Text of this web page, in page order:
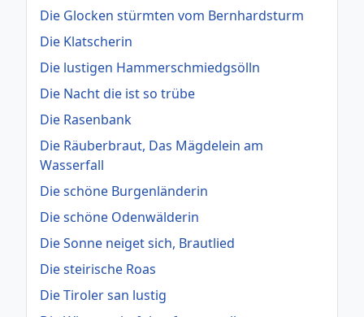
Die Glocken stürmten vom Bernhardsturm
Die Klatscherin
Die lustigen Hammerschmiedgsölln
Die Nacht die ist so trübe
Die Rasenbank
Die Räuberbraut, Das Mägdelein am
Wasserfall
Die schöne Burgenländerin
Die schöne Odenwälderin
Die Sonne neiget sich, Brautlied
Die steirische Roas
Die Tiroler san lustig